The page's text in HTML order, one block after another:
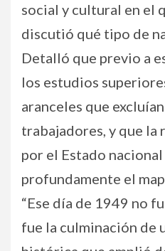
social y cultural en el
discutió qué tipo de
Detalló que previo a
los estudios
aranceles que
trabajadores, y que la
por el Estado
profundamente el
“Ese día de 1949 no
fue la culminación de